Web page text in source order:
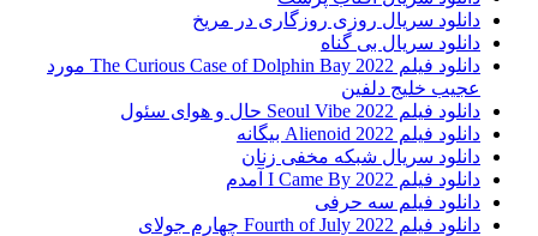
دانلود سریال روزی روزگاری در مریخ
دانلود سریال بی گناه
دانلود فیلم The Curious Case of Dolphin Bay 2022 مورد
عجیب خلیج دلفین
دانلود فیلم Seoul Vibe 2022 حال و هوای سئول
دانلود فیلم Alienoid 2022 بیگانه
دانلود سریال شبکه مخفی زنان
دانلود فیلم I Came By 2022 آمدم
دانلود فیلم سه حرفی
دانلود فیلم Fourth of July 2022 چهارم جولای